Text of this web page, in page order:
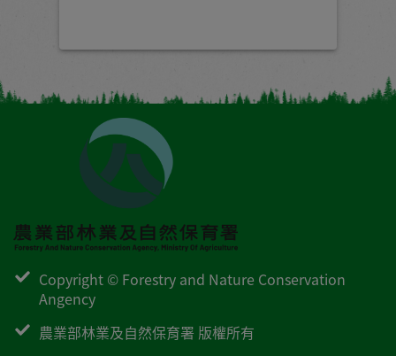
Copyright © Forestry and Nature Conservation
Angency
農業部林業及自然保育署 版權所有